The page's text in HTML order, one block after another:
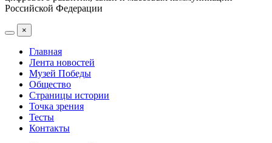
Российской Федерации
×
Главная
Лента новостей
Музей Победы
Общество
Страницы истории
Точка зрения
Тесты
Контакты